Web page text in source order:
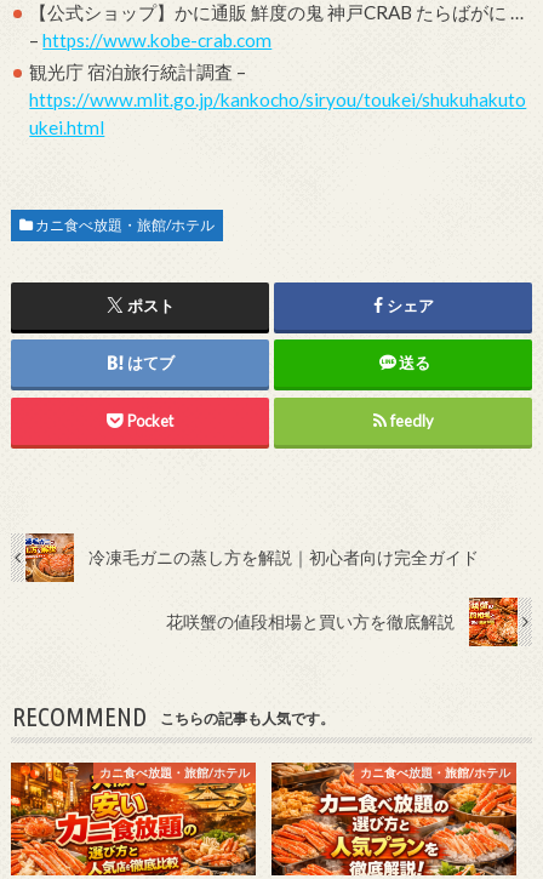
【公式ショップ】かに通販 鮮度の鬼 神戸CRAB たらばがに …
–https://www.kobe-crab.com
観光庁 宿泊旅行統計調査 –
https://www.mlit.go.jp/kankocho/siryou/toukei/shukuhakuto
ukei.html
カニ食べ放題・旅館/ホテル
ポスト シェア
はてブ 送る
Pocket feedly
冷凍毛ガニの蒸し方を解説｜初心者向け完全ガイド
花咲蟹の値段相場と買い方を徹底解説
RECOMMEND こちらの記事も人気です。
カニ食べ放題・旅館/ホテル カニ食べ放題・旅館/ホテル